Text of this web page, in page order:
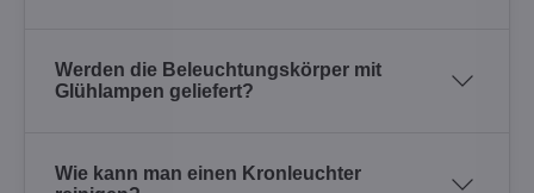
Werden die Beleuchtungskörper mit
Glühlampen geliefert?
Wie kann man einen Kronleuchter